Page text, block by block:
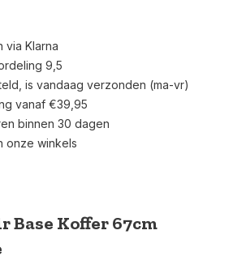
via Klarna
9,5
is vandaag verzonden (ma-vr)
vanaf €39,95
binnen 30 dagen
onze winkels
Koffer 67cm